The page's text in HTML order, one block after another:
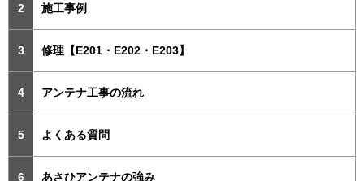
施工事例
修理【E201・E202・E203】
アンテナ工事の流れ
よくある質問
あさひアンテナの強み